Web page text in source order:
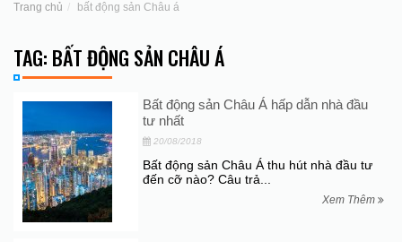
Trang chủ bất động sản Châu á
TAG: BẤT ĐỘNG SẢN CHÂU Á
Bất động sản Châu Á hấp dẫn nhà đầu
tư nhất
20/08/2018
Bất động sản Châu Á thu hút nhà đầu tư
đến cỡ nào? Câu trả...
Xem Thêm